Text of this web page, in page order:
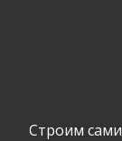
Строим сами